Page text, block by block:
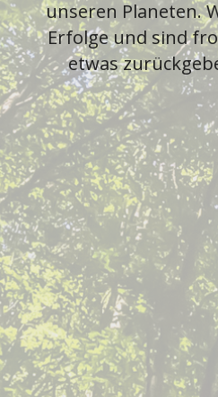
unseren Planeten.
Erfolge und sind
etwas